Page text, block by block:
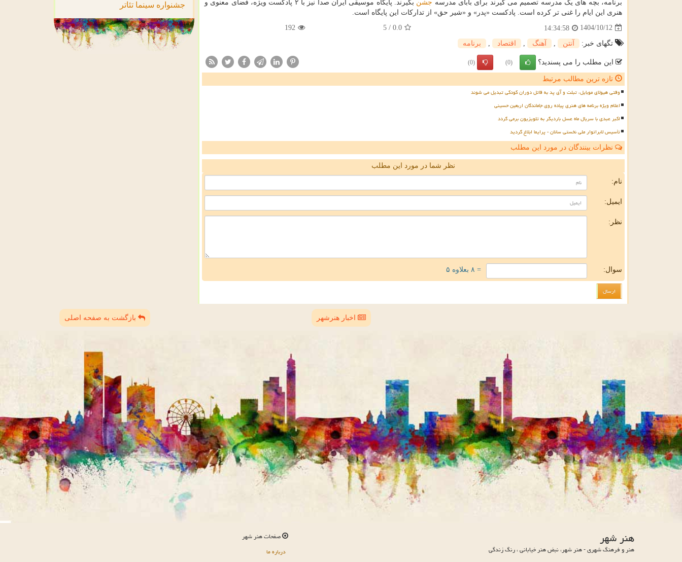
برنامه، بچه های یک مدرسه تصمیم می گیرند برای بابای مدرسه جشن
بگیرند. پایگاه موسیقی ایران صدا نیز با ۲ پادکست ویژه، فضای معنوی و
هنری این ایام را غنی تر کرده است. پادکست «پدر» و «شیر حق» از تدارکات این پایگاه است.
1404/10/12
14:34:58
0.0
/
5
192
تگهای خبر: آنتن آهنگ اقتصاد برنامه
این مطلب را می پسندید؟ (0)
(0)
تازه ترین مطالب مرتبط
وقتی هیولای موبایل، تبلت و آی پد به قاتل دوران کودکی تبدیل می شوند
اعلام ویژه برنامه های هنری پیاده روی جاماندگان اربعین حسینی
اکبر عبدی با سریال ماه عسل باردیگر به تلویزیون برمی گردد
تأسیس لابراتوار ملی نخستی سانان - پرایما ابلاغ گردید
نظرات بینندگان در مورد این مطلب
نظر شما در مورد این مطلب
نام:
ایمیل:
نظر:
سوال: = ۸ بعلاوه ۵
جشنواره سینما تئاتر
اخبار هنرشهر بازگشت به صفحه اصلی
هنر شهر
هنر و فرهنگ شهری - هنر شهر، نبض هنر خیابانی ، رنگ زندگی
صفحات هنر شهر
درباره ما